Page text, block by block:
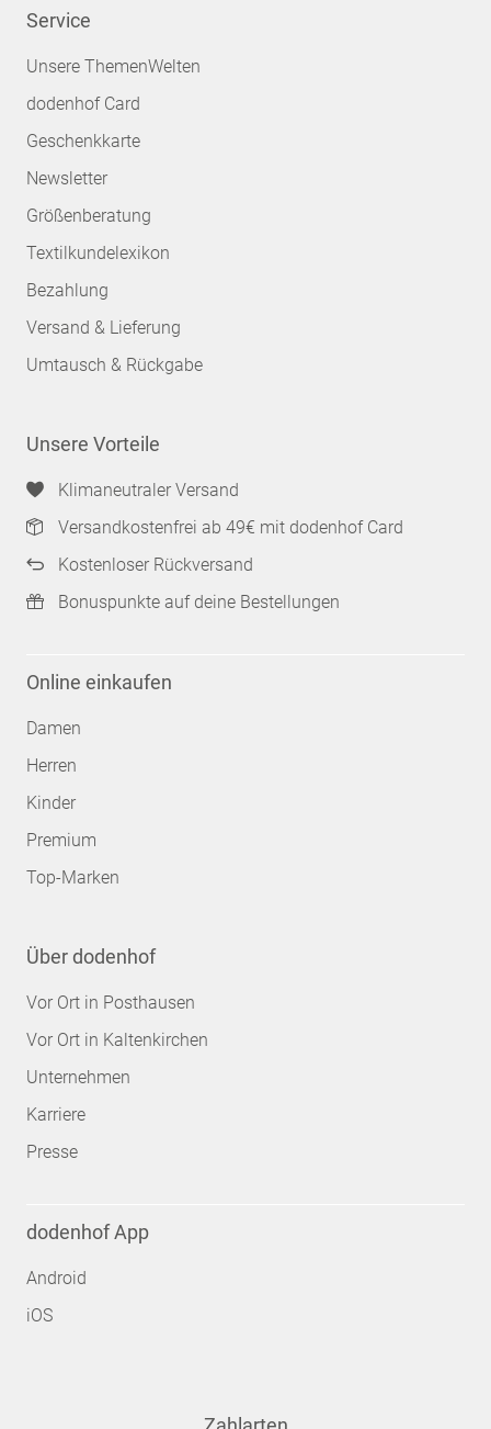
Service
Unsere ThemenWelten
dodenhof Card
Geschenkkarte
Newsletter
Größenberatung
Textilkundelexikon
Bezahlung
Versand & Lieferung
Umtausch & Rückgabe
Unsere Vorteile
Klimaneutraler Versand
Versandkostenfrei ab 49€ mit dodenhof Card
Kostenloser Rückversand
Bonuspunkte auf deine Bestellungen
Online einkaufen
Damen
Herren
Kinder
Premium
Top-Marken
Über dodenhof
Vor Ort in Posthausen
Vor Ort in Kaltenkirchen
Unternehmen
Karriere
Presse
dodenhof App
Android
iOS